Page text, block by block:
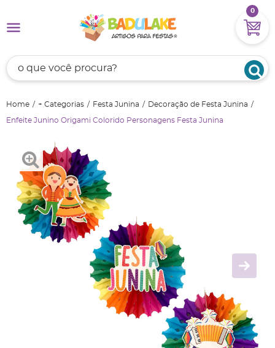
0
Home + Categorias Festa Junina Decoração de Festa Junina
Enfeite Junino Origami Colorido Personagens Festa Junina